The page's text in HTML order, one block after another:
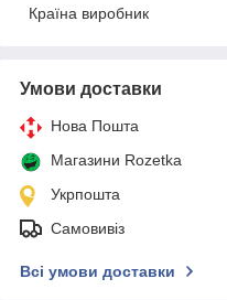
Країна виробник
Умови доставки
Нова Пошта
Магазини Rozetka
Укрпошта
Самовивіз
Всі умови доставки